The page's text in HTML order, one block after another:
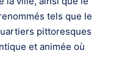
tels que le
pittoresques
et animée où